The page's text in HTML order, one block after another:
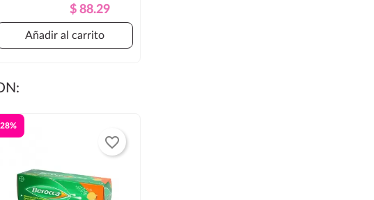
Precio
Regular
Precio
$ 88.29
Añadir al carrito
favorite_border